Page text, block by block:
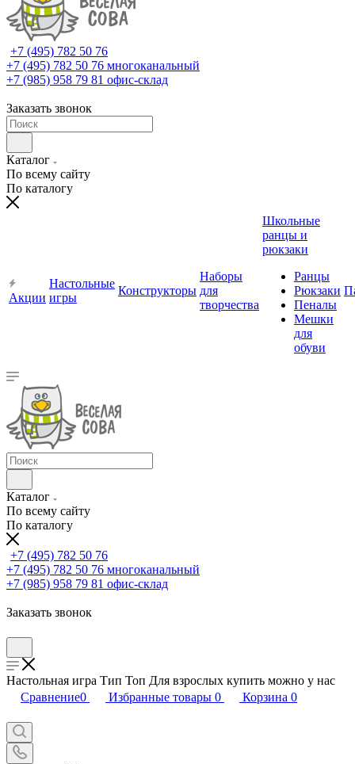
+7 (495) 782 50 76
+7 (495) 782 50 76 многоканальный
+7 (985) 958 79 81 офис-склад
Заказать звонок
Каталог
По всему сайту
По каталогу
Акции
Настольные
игры
Конструкторы
Наборы
для
творчества
Школьные
ранцы и
рюкзаки
Ранцы
Рюкзаки
Пеналы
Мешки
для
обуви
Каталог
По всему сайту
По каталогу
+7 (495) 782 50 76
+7 (495) 782 50 76 многоканальный
+7 (985) 958 79 81 офис-склад
Заказать звонок
Настольная игра Тип Топ Для взрослых купить можно у нас
Сравнение0 Избранные товары 0 Корзина 0